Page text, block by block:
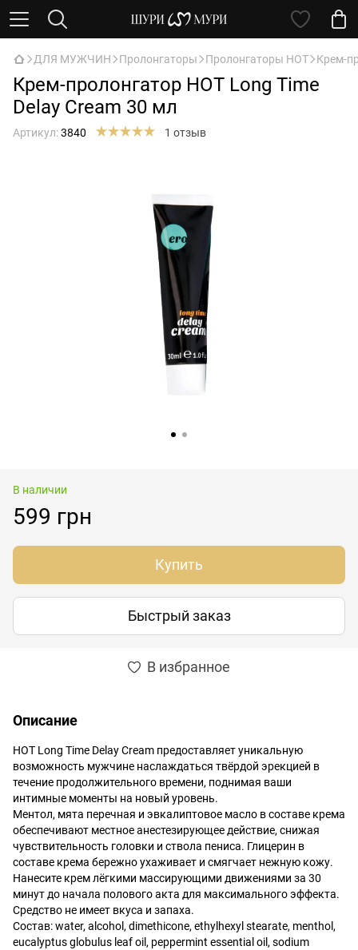
ДЛЯ МУЖЧИН Пролонгаторы Пролонгаторы HOT Крем-
Крем-пролонгатор HOT Long Time
Delay Cream 30 мл
Артикул:3840 1 отзыв
В наличии
599 грн
Купить
Быстрый заказ
В избранное
Описание
HOT Long Time Delay Cream предоставляет уникальную
возможность мужчине наслаждаться твёрдой эрекцией в
течение продолжительного времени, поднимая ваши
интимные моменты на новый уровень.
Ментол, мята перечная и эвкалиптовое масло в составе крема
обеспечивают местное анестезирующее действие, снижая
чувствительность головки и ствола пениса. Глицерин в
составе крема бережно ухаживает и смягчает нежную кожу.
Нанесите крем лёгкими массирующими движениями за 30
минут до начала полового акта для максимального эффекта.
Средство не имеет вкуса и запаха.
Состав: water, alcohol, dimethicone, ethylhexyl stearate, menthol,
eucalyptus globulus leaf oil, peppermint essential oil, sodium